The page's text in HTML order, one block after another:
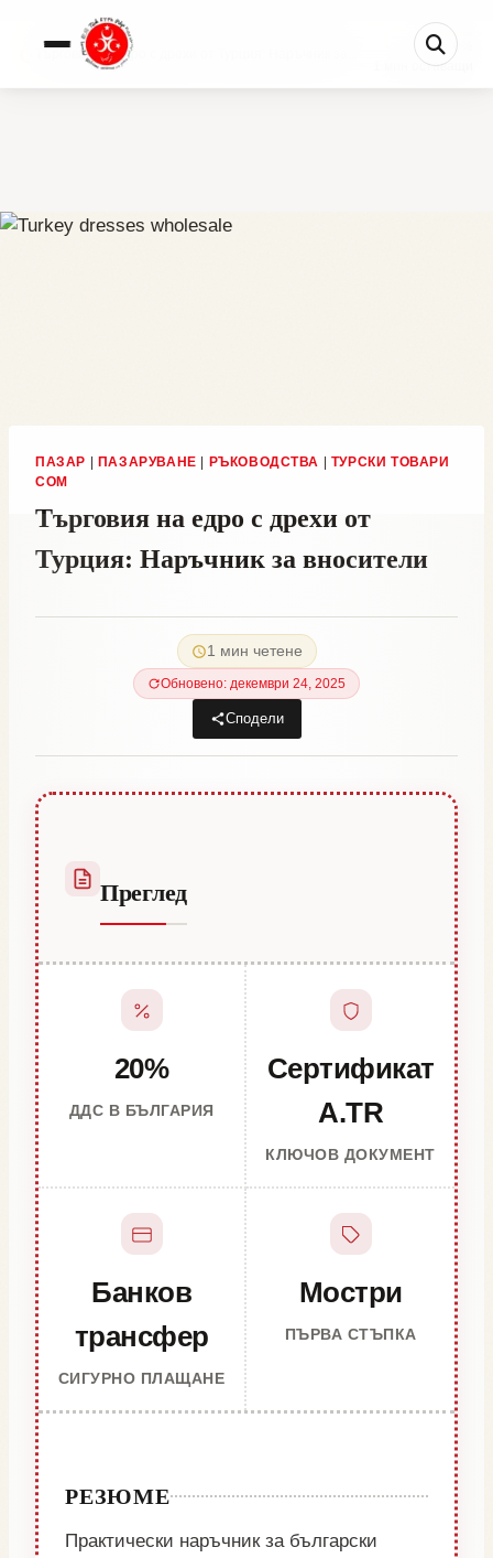
Търговия на едро с дрехи от Турция: Наръчник за...
0%
1 мин оставащи
ПАЗАР | ПАЗАРУВАНЕ | РЪКОВОДСТВА | ТУРСКИ ТОВАРИ
COM
Търговия на едро с дрехи от
Турция: Наръчник за вносители
1 мин четене
Обновено: декември 24, 2025
Сподели
Преглед
20%
ДДС В БЪЛГАРИЯ
Сертификат
A.TR
КЛЮЧОВ ДОКУМЕНТ
Банков
трансфер
СИГУРНО ПЛАЩАНЕ
Мостри
ПЪРВА СТЪПКА
РЕЗЮМЕ
Практически наръчник за български